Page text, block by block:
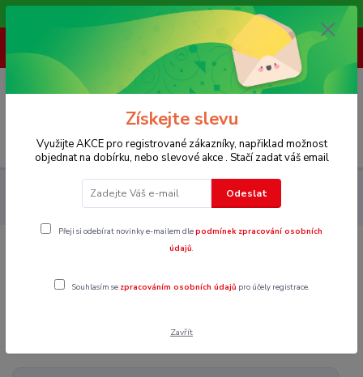
Vítáme Vás na našem e-shopu,. Stále doplňujeme nové produkty.
(Po-Pá, 8-16 hod.)
0 Kč
Oblečení pro slečny 146 - 170
Zimní
bundy,kabáty,kombinézy
Vel.164
Získejte slevu
Využijte AKCE pro registrované zákazníky, napřiklad možnost
objednat na dobírku, nebo slevové akce . Stačí zadat váš email
Odeslat
Přeji si odebírat novinky e-mailem dlepodmínek zpracování osobních
údajů.
Souhlasím se zpracováním osobních údajů pro účely registrace.
Zavřít